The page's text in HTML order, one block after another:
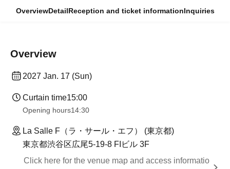
OverviewDetailReception and ticket informationInquiries
Overview
2027 Jan. 17 (Sun)
Curtain time15:00
Opening hours14:30 ​ ​​ ​​ ​​ ​​ ​​ ​​ ​​ ​​ ​​ ​​ ​​ ​​ ​​ ​​ ​​ ​​ ​​ ​​ ​​ ​​ ​​ ​​ ​​ ​​ ​​ ​​ ​​ ​​ ​​ ​​ ​​ ​​ ​​ ​​ ​​ ​​ ​​ ​​ ​​ ​​ ​​ ​​ ​​ ​​ ​​ ​​ ​​ ​
La Salle F（ラ・サール・エフ） (東京都)
東京都渋谷区広尾5-19-8 FIビル 3F
Click here for the venue map and access informatio